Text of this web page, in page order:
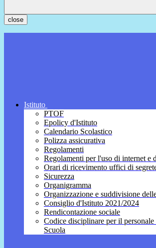
close
Istituto
PTOF
Epolicy d'Istituto
Calendario Scolastico
Polizza assicurativa
Regolamenti
Regolamenti per l'uso di internet e
Orari di ricevimento uffici di
Sicurezza
Organigramma
Organizzazione e suddivisione
Consiglio d'Istituto 2021/2024
Rendicontazione sociale
Codice disciplinare per il
Scuola